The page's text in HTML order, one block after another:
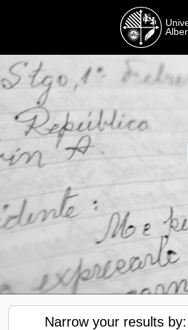
Narrow your results by: